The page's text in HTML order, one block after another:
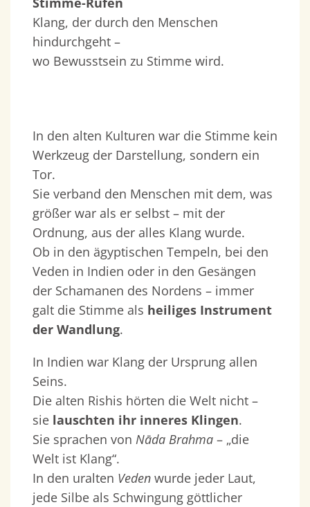
Klang, der durch den Menschen
hindurchgeht –
wo Bewusstsein zu Stimme wird.
In den alten Kulturen war die Stimme kein
Werkzeug der Darstellung, sondern ein
Tor.
Sie verband den Menschen mit dem, was
größer war als er selbst – mit der
Ordnung, aus der alles Klang wurde.
Ob in den ägyptischen Tempeln, bei den
Veden in Indien oder in den Gesängen
der Schamanen des Nordens – immer
galt die Stimme als heiliges Instrument
der Wandlung.
In Indien war Klang der Ursprung allen
Seins.
Die alten Rishis hörten die Welt nicht –
sie lauschten ihr inneres Klingen.
Sie sprachen von Nāda Brahma – „die
Welt ist Klang“.
In den uralten Veden wurde jeder Laut,
jede Silbe als Schwingung göttlicher